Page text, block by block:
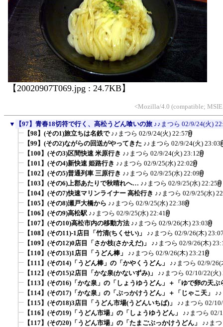
【20020907T069.jpg : 24.7KB】
<Mozilla/4.0 (compatible;
▼ 【97】青春18切符で行く、高松うどん喰いの旅 ♪♪まつら 02/9/24(火)
【98】(その1)旅立ちは名鉄で ♪♪まつら 02/9/24(火) 22:57
【99】(その2)ながらの回送がやってきた ♪♪まつら 02/9/24(火) 23:03
【100】(その3)区間快速 米原行き ♪♪まつら 02/9/24(火) 23:12
【101】(その4)新快速 姫路行き ♪♪まつら 02/9/25(水) 22:02
【102】(その5)普通列車 三原行き ♪♪まつら 02/9/25(水) 22:09
【103】(その6)上郡あたりで秋晴れへ… ♪♪まつら 02/9/25(水) 22:25
【104】(その7)快速マリンライナー 高松行き ♪♪まつら 02/9/25(水)
【105】(その8)瀬戸大橋から ♪♪まつら 02/9/25(水) 22:38
【106】(その9)高松駅 ♪♪まつら 02/9/25(水) 22:41
【107】(その10)高松市内の移動方法 ♪♪まつら 02/9/26(木) 23:03
【108】(その11)-1店目「竹清(ちくせい)」 ♪♪まつら 02/9/26(木)
【109】(その12)0店目「さか枝(さかえだ)」 ♪♪まつら 02/9/26(木)
【110】(その13)1店目「うどん棒」 ♪♪まつら 02/9/26(木) 23:21
【111】(その14)「うどん棒」の「かやくうどん」 ♪♪まつら 02/9/26(
【112】(その15)2店目「かな泉(かないずみ)」 ♪♪まつら 02/10/22(火)
【113】(その16)「かな泉」の「しょうゆうどん」＋「ゆで卵の天
【114】(その17)「かな泉」の「ぶっかけうどん」＋「じゃこ天」
【115】(その18)3店目「うどん市場(うどんいちば)」 ♪♪まつら 02/
【116】(その19)「うどん市場」の「しょうゆうどん」 ♪♪まつら 02/
【117】(その20)「うどん市場」の「たまごぶっかけうどん」 ♪♪ま